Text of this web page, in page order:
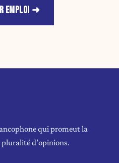
EMPLOI
qui promeut la
d'opinions.